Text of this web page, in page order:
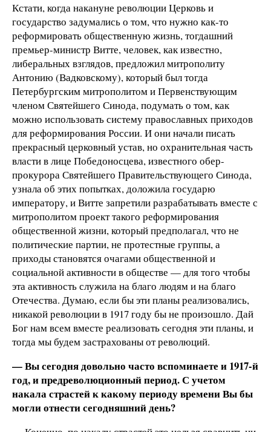
Кстати, когда накануне революции Церковь и
государство задумались о том, что нужно как-то
реформировать общественную жизнь, тогдашний
премьер-министр Витте, человек, как известно,
либеральных взглядов, предложил митрополиту
Антонию (Вадковскому), который был тогда
Петербургским митрополитом и Первенствующим
членом Святейшего Синода, подумать о том, как
можно использовать систему православных приходов
для реформирования России. И они начали писать
прекрасный церковный устав, но охранительная часть
власти в лице Победоносцева, известного обер-
прокурора Святейшего Правительствующего Синода,
узнала об этих попытках, доложила государю
императору, и Витте запретили разрабатывать вместе с
митрополитом проект такого реформирования
общественной жизни, который предполагал, что не
политические партии, не протестные группы, а
приходы становятся очагами общественной и
социальной активности в обществе — для того чтобы
эта активность служила на благо людям и на благо
Отечества. Думаю, если бы эти планы реализовались,
никакой революции в 1917 году бы не произошло. Дай
Бог нам всем вместе реализовать сегодня эти планы, и
тогда мы будем застрахованы от революций.
— Вы сегодня довольно часто вспоминаете и 1917-й
год, и предреволюционный период. С учетом
накала страстей к какому периоду времени Вы бы
могли отнести сегодняшний день?